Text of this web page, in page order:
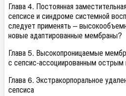
Глава 4. Постоянная
сепсисе и синдроме системной
следует применять –
новые адаптированные мембраны?
Глава 5. Высокопроницаемые
с сепсис-ассоциированным
Глава 6. Экстракорпоральное
сепсиса